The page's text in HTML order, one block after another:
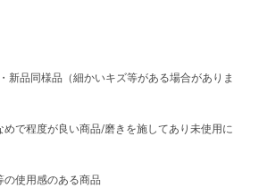
同様品（細かいキズ等がある場合がありま
程度が良い商品/磨きを施してあり未使用に
使用感のある商品